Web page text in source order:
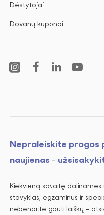
Dėstytojai
Dovanų kuponai
Nepraleiskite progos
naujienas -
Kiekvieną savaitę dalinamės
stovyklas, egzaminus ir
nebenorite gauti laiškų –